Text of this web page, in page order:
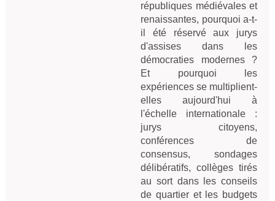
républiques médiévales et
renaissantes, pourquoi a-t-
il été réservé aux jurys
d'assises dans les
démocraties modernes ?
Et pourquoi les
expériences se multiplient-
elles aujourd'hui à
l'échelle internationale :
jurys citoyens,
conférences de
consensus, sondages
délibératifs, collèges tirés
au sort dans les conseils
de quartier et les budgets